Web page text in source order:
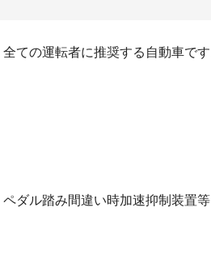
ての運転者に推奨する自動車です
ダル踏み間違い時加速抑制装置